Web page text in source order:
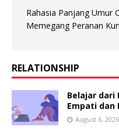
Rahasia Panjang Umur
Memegang Peranan
RELATIONSHIP
Belajar dari
Empati dan
August 6, 2026